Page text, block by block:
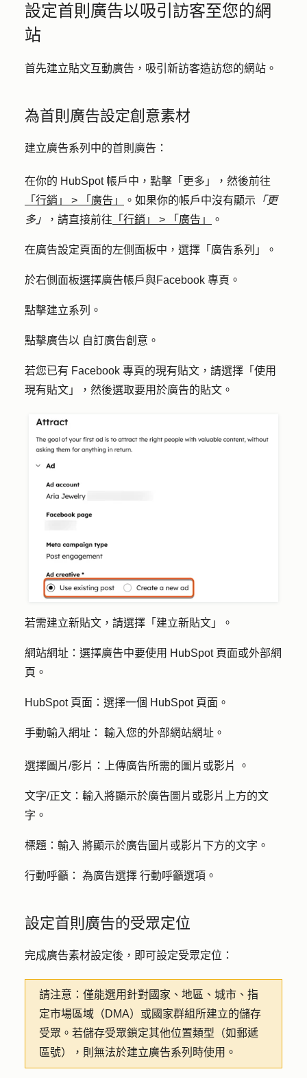
設定首則廣告以吸引訪客至您的網
站
首先建立貼文互動廣告，吸引新訪客造訪您的網站。
為首則廣告設定創意素材
建立廣告系列中的首則廣告：
在你的 HubSpot 帳戶中，點擊 「更多」
，然後前往
「行銷」
> 「廣告」 。如果你的帳戶中沒有顯示 「更
多」
，請直接前往 「行銷」 > 「廣告」 。
在廣告設定頁面的左側面板中，選擇「 廣告系列 」。
於右側面板選擇廣告帳戶與Facebook 專頁 。
點擊建立系列 。
點擊廣告以 自訂廣告創意。
若您已有 Facebook 專頁的現有貼文，請選擇 「使用
現有貼文 」，然後選取要用於廣告的貼文 。
若需建立新貼文，請選擇「 建立新貼文 」。
網站網址 ：選擇廣告中要使用 HubSpot 頁面或外部網
頁。
HubSpot 頁面：選擇一個 HubSpot 頁面 。
手動輸入網址： 輸入您的外部網站網址 。
選擇圖片/影片： 上傳廣告所需的圖片或影片 。
文字/正文： 輸入將顯示於廣告圖片或影片上方的文
字 。
標題：輸入 將顯示於廣告圖片或影片下方的文字 。
行動呼籲： 為廣告選擇 行動呼籲選項。
設定首則廣告的受眾定位
完成廣告素材設定後，即可設定受眾定位：
請注意： 僅能選用針對國家、地區、城市、指
定市場區域（DMA）或國家群組所建立的儲存
受眾。若儲存受眾鎖定其他位置類型（如郵遞
區號），則無法於建立廣告系列時使用。